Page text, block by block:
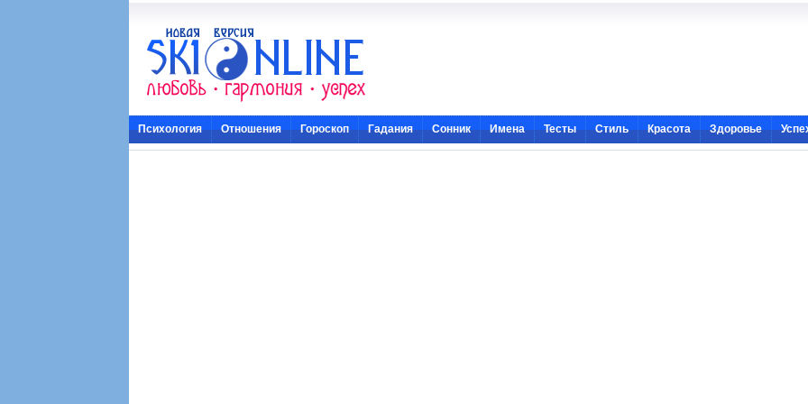
Психология Отношения Гороскоп Гадания Сонник Имена Тесты Стиль Красота Здоровье